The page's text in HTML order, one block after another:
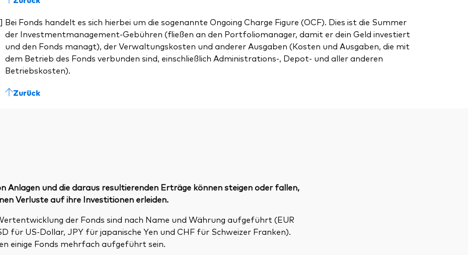
Bei Fonds handelt es sich hierbei um die sogenannte Ongoing Charge Figure (OCF). Dies ist die Summer
der Investmentmanagement-Gebühren (fließen an den Portfoliomanager, damit er dein Geld investiert
und den Fonds managt), der Verwaltungskosten und anderer Ausgaben (Kosten und Ausgaben, die mit
dem Betrieb des Fonds verbunden sind, einschließlich Administrations-, Depot- und aller anderen
Betriebskosten).
Zurück
Anlagen und die daraus resultierenden Erträge können steigen oder fallen,
Verluste auf ihre Investitionen erleiden.
der Fonds sind nach Name und Währung aufgeführt (EUR
für US-Dollar, JPY für japanische Yen und CHF für Schweizer Franken).
einige Fonds mehrfach aufgeführt sein.